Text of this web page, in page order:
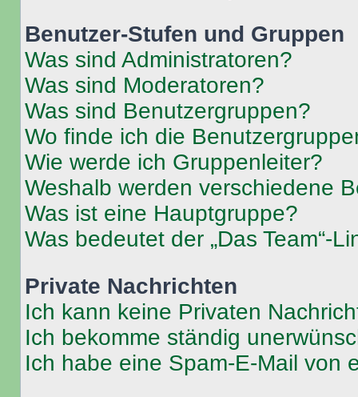
Benutzer-Stufen und Gruppen
Was sind Administratoren?
Was sind Moderatoren?
Was sind Benutzergruppen?
Wo finde ich die
Wie werde ich Gruppenleiter?
Weshalb werden verschiedene
Was ist eine Hauptgruppe?
Was bedeutet der „Das Team“-
Private Nachrichten
Ich kann keine Privaten
Ich bekomme ständig
Ich habe eine Spam-E-Mail von